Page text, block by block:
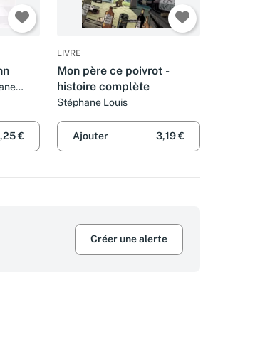
€
LIVRE
Mon père ce poivrot -
histoire complète
Stéphane Louis
Ajouter 3,19 €
Créer une alerte